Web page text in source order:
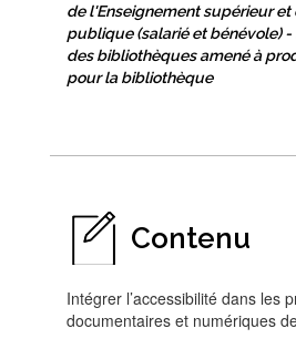
de l'Enseignement supérieur
publique (salarié et bénévole)
des bibliothèques amené à
pour la bibliothèque
Contenu
Intégrer l’accessibilité dans les
documentaires et numériques